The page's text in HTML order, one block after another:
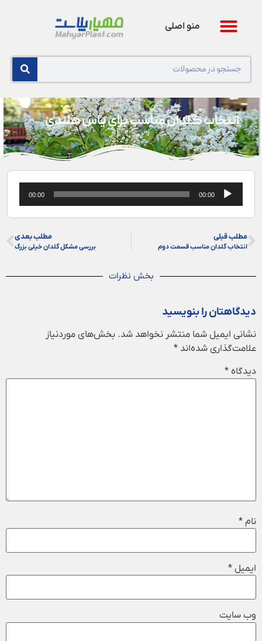
منو اصلی
انتخاب گلدان مناسب برای یاس هلندی
پخش‌کننده
صوت
00:00
00:00
مطلب قبلی
انتخاب گلدان مناسب قسمت دوم
مطلب بعدی
بررسی مشکل گلدان خیلی بزرگ
بخش نظرات
دیدگاهتان را بنویسید
نشانی ایمیل شما منتشر نخواهد شد. بخش‌های موردنیاز
علامت‌گذاری شده‌اند *
دیدگاه *
نام *
ایمیل *
وب‌ سایت